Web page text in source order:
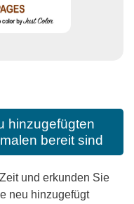
hinzugefügten
bereit sind
und erkunden Sie
neu hinzugefügt